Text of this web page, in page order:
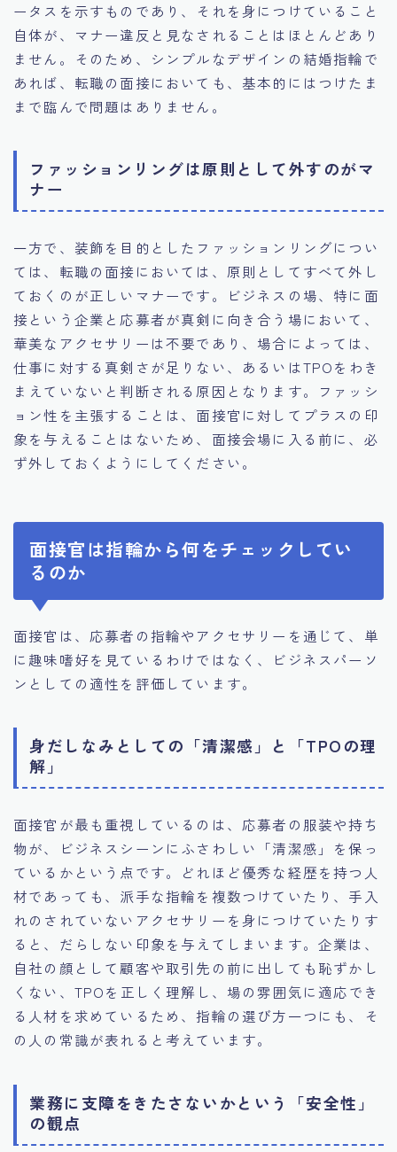
ータスを示すものであり、それを身につけていること
自体が、マナー違反と見なされることはほとんどあり
ません。そのため、シンプルなデザインの結婚指輪で
あれば、転職の面接においても、基本的にはつけたま
まで臨んで問題はありません。
ファッションリングは原則として外すのがマ
ナー
一方で、装飾を目的としたファッションリングについ
ては、転職の面接においては、原則としてすべて外し
ておくのが正しいマナーです。ビジネスの場、特に面
接という企業と応募者が真剣に向き合う場において、
華美なアクセサリーは不要であり、場合によっては、
仕事に対する真剣さが足りない、あるいはTPOをわき
まえていないと判断される原因となります。ファッシ
ョン性を主張することは、面接官に対してプラスの印
象を与えることはないため、面接会場に入る前に、必
ず外しておくようにしてください。
面接官は指輪から何をチェックしてい
るのか
面接官は、応募者の指輪やアクセサリーを通じて、単
に趣味嗜好を見ているわけではなく、ビジネスパーソ
ンとしての適性を評価しています。
身だしなみとしての「清潔感」と「TPOの理
解」
面接官が最も重視しているのは、応募者の服装や持ち
物が、ビジネスシーンにふさわしい「清潔感」を保っ
ているかという点です。どれほど優秀な経歴を持つ人
材であっても、派手な指輪を複数つけていたり、手入
れのされていないアクセサリーを身につけていたりす
ると、だらしない印象を与えてしまいます。企業は、
自社の顔として顧客や取引先の前に出しても恥ずかし
くない、TPOを正しく理解し、場の雰囲気に適応でき
る人材を求めているため、指輪の選び方一つにも、そ
の人の常識が表れると考えています。
業務に支障をきたさないかという「安全性」
の観点